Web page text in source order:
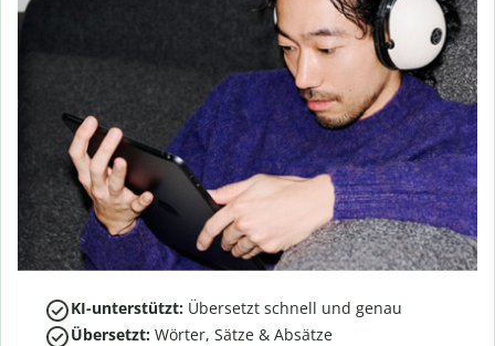
KI-unterstützt: Übersetzt schnell und genau
Übersetzt: Wörter, Sätze & Absätze